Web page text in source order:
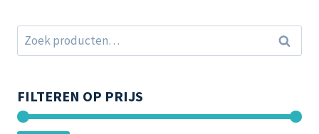
meerdere
gekozen
Zoeken
naar:
Zoeken
FILTEREN OP PRIJS